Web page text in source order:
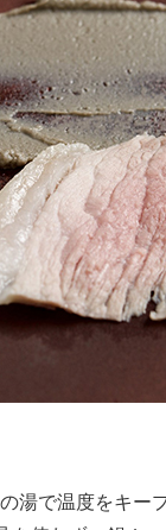
湯で温度をキー